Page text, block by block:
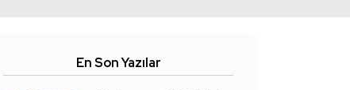
En Son Yazılar